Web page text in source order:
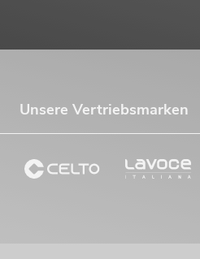
Unsere Vertriebsmarken